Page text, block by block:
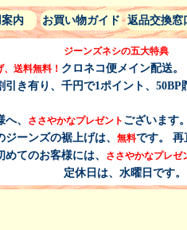
案内 お買い物ガイド 返品交換窓
ジーンズネシの五大特典
、送料無料！ クロネコ便メイン配送。
き有り、千円で1ポイント、50BP
、 ささやかなプレゼン ト ございます
ーンズの裾上げは、無料です。 再
てのお客様には、 ささやかなプレゼ
曜日です。